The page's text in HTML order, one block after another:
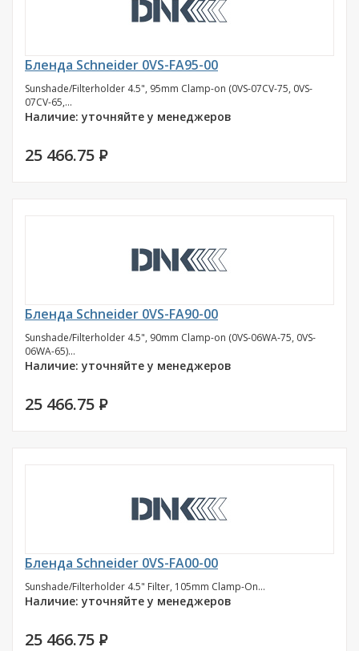
Бленда Schneider 0VS-FA95-00
Sunshade/Filterholder 4.5", 95mm Clamp-on (0VS-07CV-75, 0VS-
07CV-65,...
Наличие: уточняйте у менеджеров
25 466.75 P
Бленда Schneider 0VS-FA90-00
Sunshade/Filterholder 4.5", 90mm Clamp-on (0VS-06WA-75, 0VS-
06WA-65)...
Наличие: уточняйте у менеджеров
25 466.75 P
Бленда Schneider 0VS-FA00-00
Sunshade/Filterholder 4.5" Filter, 105mm Clamp-On...
Наличие: уточняйте у менеджеров
25 466.75 P